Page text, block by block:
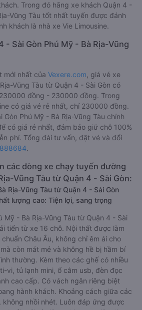
Trong đó hãng xe khách Quận 4 -
Vũng Tàu tốt nhất tuyến được đánh
khách là nhà xe Vie Limousine.
- Sài Gòn Phú Mỹ - Bà Rịa-Vũng
mới nhất của Vexere.com , giá vé xe
Vũng Tàu từ Quận 4 - Sài Gòn có
đồng - 230000 đồng. Trong
có giá vé rẻ nhất, chỉ 230000 đồng.
Phú Mỹ - Bà Rịa-Vũng Tàu chính
có giá rẻ nhất, đảm bảo giữ chỗ 100%
phí. Tổng đài tư vấn, đặt vé và đổi
.
các dòng xe chạy tuyến đường
Vũng Tàu từ Quận 4 - Sài Gòn:
Rịa-Vũng Tàu từ Quận 4 - Sài Gòn
lượng cao: Tiện lợi, sang trọng
Mỹ - Bà Rịa-Vũng Tàu từ Quận 4 - Sài
tiến từ xe 16 chỗ. Nội thất được làm
Châu Âu, không chỉ êm ái cho
còn mát mẻ và không hề bị hầm bí
thường. Kèm theo các ghế có nhiều
vi, tủ lạnh mini, ổ cắm usb, đèn đọc
cao cấp. Có vách ngăn riêng biệt
hành khách. Khoảng cách giữa các
không nhồi nhét. Luôn đáp ứng được